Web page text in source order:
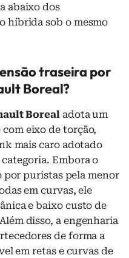
abaixo dos
híbrida sob o mesmo
traseira por
Boreal?
Borealadota um
eixo de torção,
mais caro adotado
Embora o
por puristas pela menor
em curvas, ele
e baixo custo de
disso, a engenharia
de forma a
em retas e curvas de